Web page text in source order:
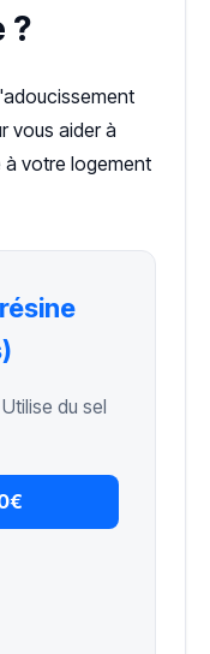
?
vous aider à
à votre logement
du sel